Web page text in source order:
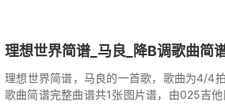
理想世界简谱_马良_降B调歌曲简
理想世界简谱，马良的一首歌，歌曲为4/4
歌曲简谱完整曲谱共1张图片谱，由025吉